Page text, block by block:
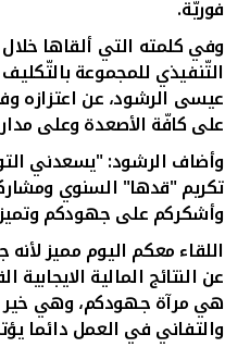
مصر
المملكة المتحدة
مملكة البحرين
فوريّة.
وفي كلمته التي ألقاها
التّنفيذي للمجموعة
عيسى الرشود، عن اعتزازه
على كافّة الأصعدة وعلى
وأضاف الرشود: "يسعدني
تكريم "قدها" السنوي
وأشكركم على جهودكم
اللقاء معكم اليوم مميز لأنه
عن النتائج المالية الايجابية
هي مرآة جهودكم، وهي خير
والتفاني في العمل دائما